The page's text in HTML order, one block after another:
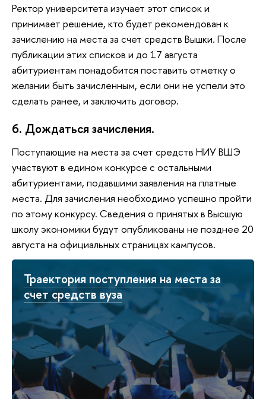
Ректор университета изучает этот список и
принимает решение, кто будет рекомендован к
зачислению на места за счет средств Вышки. После
публикации этих списков и до 17 августа
абитуриентам понадобится поставить отметку о
желании быть зачисленным, если они не успели это
сделать ранее, и заключить договор.
6. Дождаться зачисления.
Поступающие на места за счет средств НИУ ВШЭ
участвуют в едином конкурсе с остальными
абитуриентами, подавшими заявления на платные
места. Для зачисления необходимо успешно пройти
по этому конкурсу. Сведения о принятых в Высшую
школу экономики будут опубликованы не позднее 20
августа на официальных страницах кампусов.
Траектория поступления на места за
счет средств вуза